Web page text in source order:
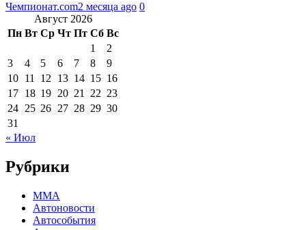
Чемпионат.com2 месяца ago 0
Август 2026
Пн Вт Ср Чт Пт Сб Вс
1
2
3
4 5 6 7 8
9
10 11 12 13 14 15 16
17 18 19 20 21 22 23
24 25 26 27 28 29 30
31
« Июл
Рубрики
MMA
Автоновости
Автособытия